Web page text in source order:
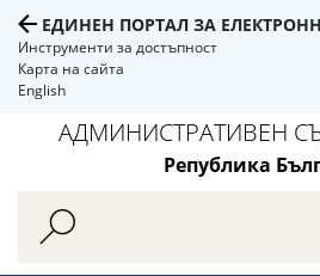
ЕДИНЕН ПОРТАЛ ЗА
Инструменти за достъпност
Карта на сайта
English
АДМИНИСТРАТИВЕН
Република